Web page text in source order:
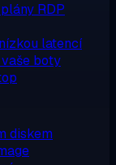
RDP
latencí
boty
diskem